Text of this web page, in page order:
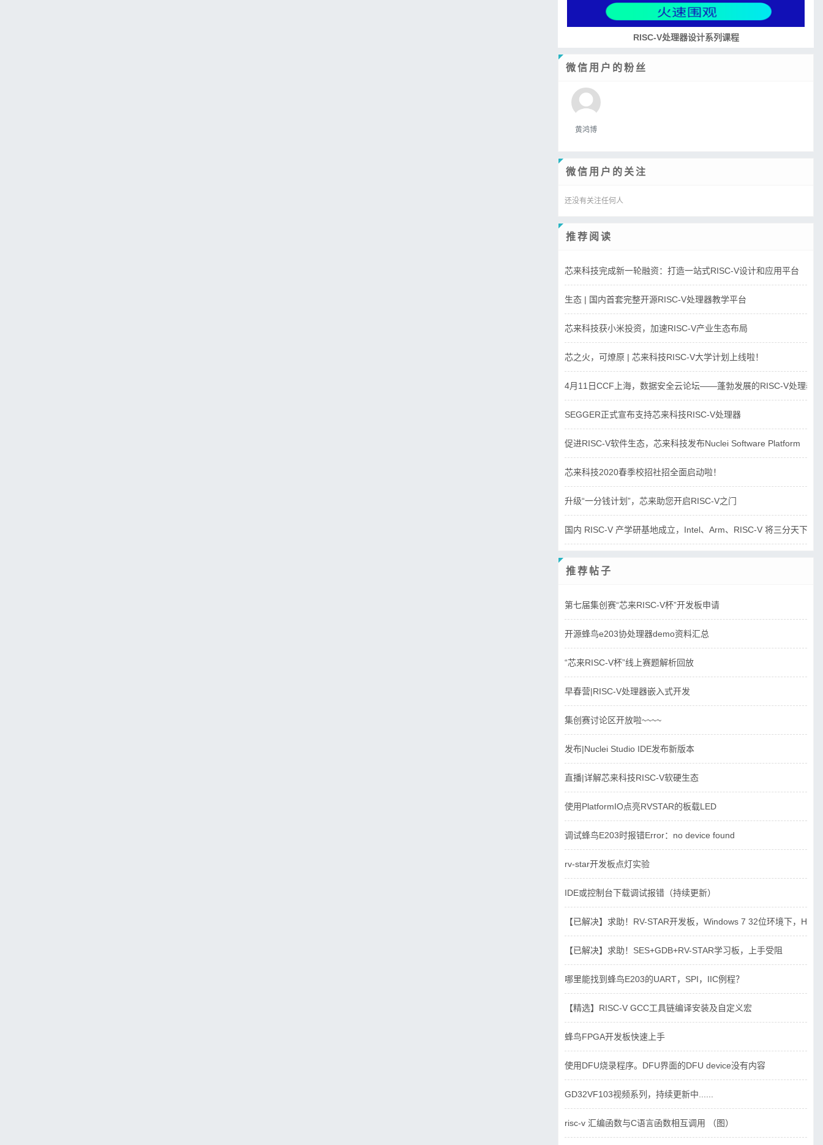
RISC-V处理器设计系列课程
微信用户的粉丝
黄鸿博
微信用户的关注
还没有关注任何人
推荐阅读
芯来科技完成新一轮融资：打造一站式RISC-V设计和应用平台
生态 | 国内首套完整开源RISC-V处理器教学平台
芯来科技获小米投资，加速RISC-V产业生态布局
芯之火，可燎原 | 芯来科技RISC-V大学计划上线啦！
4月11日CCF上海，数据安全云论坛——蓬勃发展的RISC-V处理器
SEGGER正式宣布支持芯来科技RISC-V处理器
促进RISC-V软件生态，芯来科技发布Nuclei Software Platform
芯来科技2020春季校招社招全面启动啦！
升级“一分钱计划”，芯来助您开启RISC-V之门
国内 RISC-V 产学研基地成立，Intel、Arm、RISC-V 将三分天下？
推荐帖子
第七届集创赛“芯来RISC-V杯”开发板申请
开源蜂鸟e203协处理器demo资料汇总
“芯来RISC-V杯”线上赛题解析回放
早春营|RISC-V处理器嵌入式开发
集创赛讨论区开放啦~~~~
发布|Nuclei Studio IDE发布新版本
直播|详解芯来科技RISC-V软硬生态
使用PlatformIO点亮RVSTAR的板载LED
调试蜂鸟E203时报错Error：no device found
rv-star开发板点灯实验
IDE或控制台下载调试报错（持续更新）
【已解决】求助！RV-STAR开发板，Windows 7 32位环境下，
【已解决】求助！SES+GDB+RV-STAR学习板，上手受阻
哪里能找到蜂鸟E203的UART，SPI，IIC例程？
【精选】RISC-V GCC工具链编译安装及自定义宏
蜂鸟FPGA开发板快速上手
使用DFU烧录程序。DFU界面的DFU device没有内容
GD32VF103视频系列，持续更新中......
risc-v 汇编函数与C语言函数相互调用 （图）